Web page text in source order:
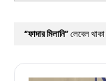
ফাদার মিলানি লেবেল